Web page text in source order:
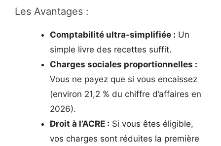
Les Avantages :
Comptabilité ultra-simplifiée : Un
simple livre des recettes suffit.
Charges sociales proportionnelles :
Vous ne payez que si vous encaissez
(environ 21,2 % du chiffre d’affaires en
2026).
Droit à l’ACRE : Si vous êtes éligible,
vos charges sont réduites la première